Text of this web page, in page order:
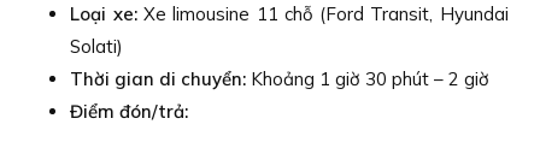
Loại xe: Xe limousine 11 chỗ (Ford Transit, Hyundai
Solati)
Thời gian di chuyển: Khoảng 1 giờ 30 phút – 2 giờ
Điểm đón/trả: